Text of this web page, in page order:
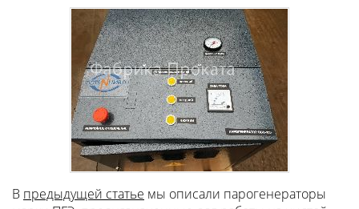
В предыдущей статье мы описали парогенераторы